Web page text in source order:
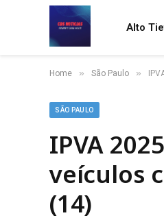
Alto
Home » São Paulo »
SÃO PAULO
IPVA
veículos
(14)